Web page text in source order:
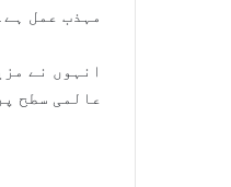
مہذب عمل
انہوں نے
عالمی سطح